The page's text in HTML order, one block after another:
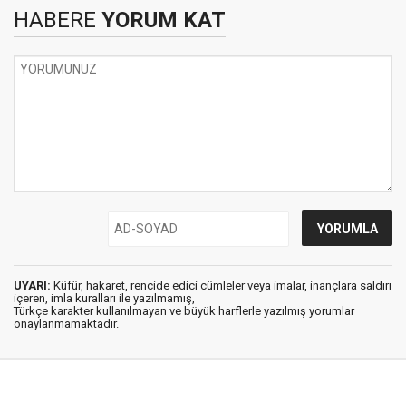
HABERE YORUM KAT
UYARI: Küfür, hakaret, rencide edici cümleler veya imalar, inançlara saldırı
içeren, imla kuralları ile yazılmamış,
Türkçe karakter kullanılmayan ve büyük harflerle yazılmış yorumlar
onaylanmamaktadır.